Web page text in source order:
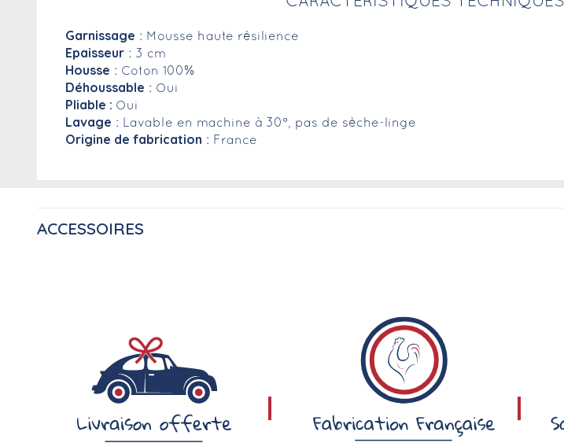
Garnissage : Mousse haute résilience
Epaisseur : 3 cm
Housse : Coton 100%
Déhoussable : Oui
Pliable : Oui
Lavage : Lavable en machine à 30°, pas de sèche-linge
Origine de fabrication : France
ACCESSOIRES